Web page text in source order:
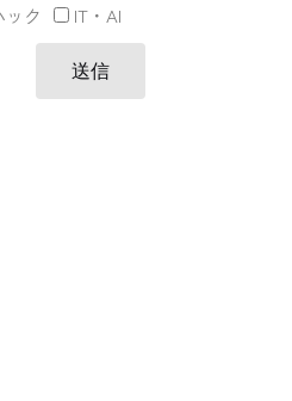
ック
IT・AI
送信